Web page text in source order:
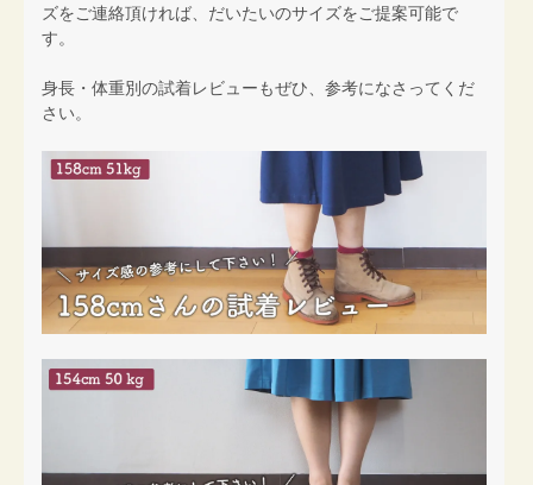
ズをご連絡頂ければ、だいたいのサイズをご提案可能で
す。
身長・体重別の試着レビューもぜひ、参考になさってくだ
さい。